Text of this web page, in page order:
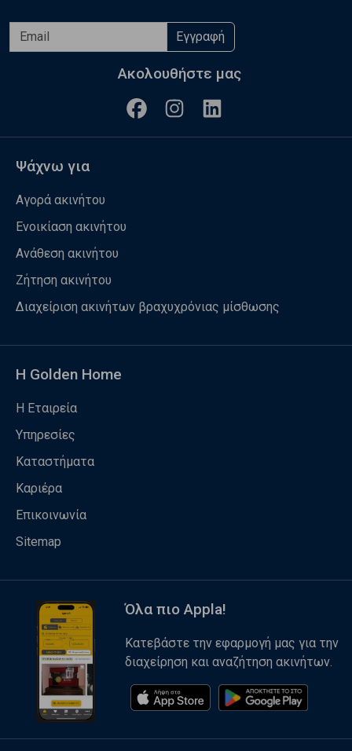
Εγγραφή
Ακολουθήστε μας
Ψάχνω για
Αγορά ακινήτου
Ενοικίαση ακινήτου
Ανάθεση ακινήτου
Ζήτηση ακινήτου
Διαχείριση ακινήτων βραχυχρόνιας μίσθωσης
Η Golden Home
Η Εταιρεία
Υπηρεσίες
Καταστήματα
Καριέρα
Επικοινωνία
Sitemap
Όλα πιο Appla!
Κατεβάστε την εφαρμογή μας για την
διαχείρηση και αναζήτηση ακινήτων.